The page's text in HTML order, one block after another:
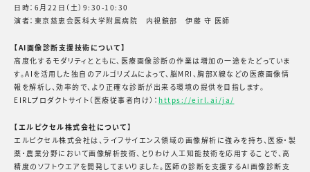
日時：6月22日（土）9:30-10:30
演者：東京慈恵会医科大学附属病院 内視鏡部 伊藤 守 医師
【AI画像診断支援技術について】
高度化するモダリティとともに、医療画像診断の作業は増加の一途をたどっていま
す。AIを活用した独自のアルゴリズムによって、脳MRI、胸部X線などの医療画像情
報を解析し、効率的で、より正確な診断が出来る環境の提供を目指します。
EIRLプロダクトサイト（医療従事者向け）： https://eirl.ai/ja/
【エルピクセル株式会社について】
エルピクセル株式会社は、ライフサイエンス領域の画像解析に強みを持ち、医療・製
薬・農業分野において画像解析技術、とりわけ人工知能技術を応用することで、高
精度のソフトウエアを開発してまいりました。医師の診断を支援するAI画像診断支